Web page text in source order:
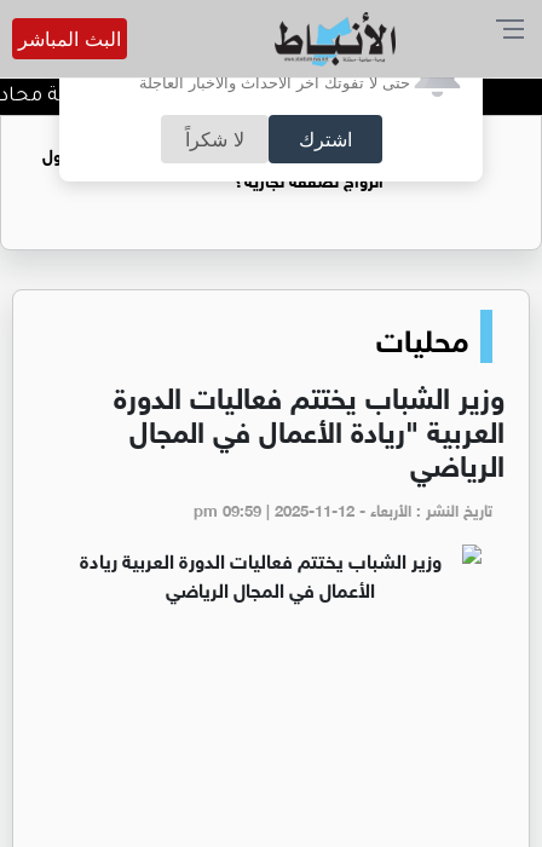
أترغب في تفعيل الإشعارات؟
حتى لا تفوتك آخر الأحداث والأخبار العاجلة
اشترك لا شكراً
البث المباشر
كيف تحافظ على خصوصية
فتيات يستغللنه لتحقيق مكاسب مادية.. هل تحول
الزواج لصفقة تجارية؟
محليات
وزير الشباب يختتم فعاليات الدورة
العربية "ريادة الأعمال في المجال
الرياضي
تاريخ النشر : الأربعاء - pm 09:59 | 2025-11-12